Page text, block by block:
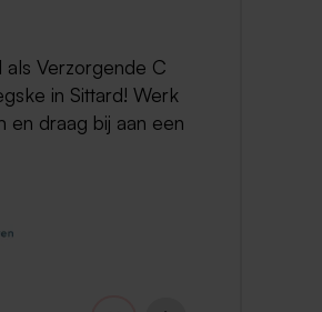
als Verzorgende C
in Sittard! Werk
en draag bij aan een